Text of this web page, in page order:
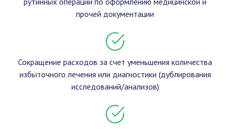
прочей документации
Сокращение расходов за счет уменьшения количества
избыточного лечения или диагностики (дублирования
исследований/анализов)